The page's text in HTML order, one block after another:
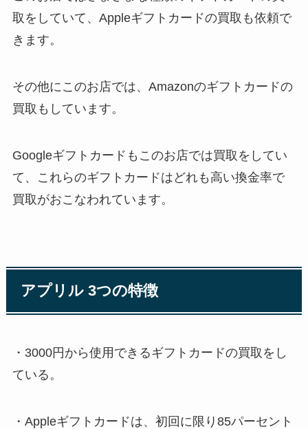
取をしていて、Appleギフトカードの買取も依頼で
きます。
その他にこのお店では、Amazonのギフトカードの
買取もしています。
Googleギフトカードもこのお店では買取をしてい
て、これらのギフトカードはどれも高い換金率で
買取がおこなわれています。
アプリル 3つの特徴
・3000円から使用できるギフトカードの買取をし
ている。
・Appleギフトカードは、初回に限り85パーセント